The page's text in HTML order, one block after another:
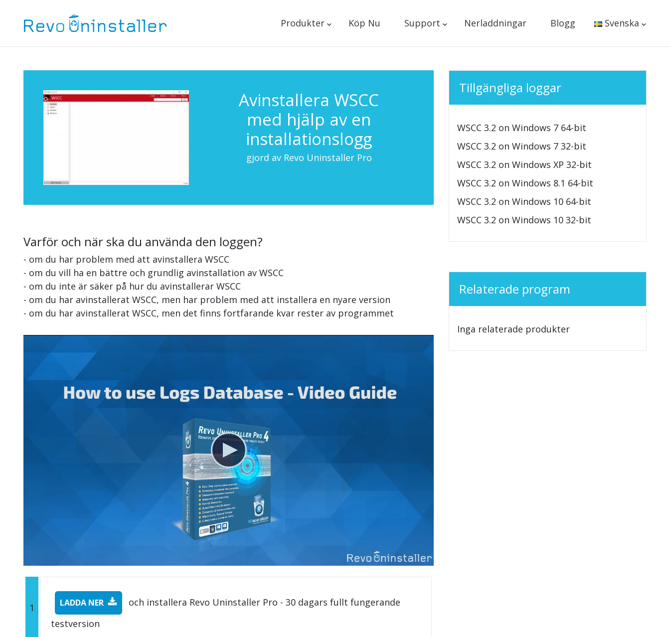
Produkter Köp Nu Support Nerladdningar Blogg Svenska
Avinstallera WSCC
med hjälp av en
installationslogg
gjord av Revo Uninstaller Pro
Varför och när ska du använda den loggen?
- om du har problem med att avinstallera WSCC
- om du vill ha en bättre och grundlig avinstallation av WSCC
- om du inte är säker på hur du avinstallerar WSCC
- om du har avinstallerat WSCC, men har problem med att installera en nyare version
- om du har avinstallerat WSCC, men det finns fortfarande kvar rester av programmet
1 LADDA NER
och installera Revo Uninstaller Pro - 30 dagars fullt fungerande
testversion
Tillgängliga loggar
WSCC 3.2 on Windows 7 64-bit
WSCC 3.2 on Windows 7 32-bit
WSCC 3.2 on Windows XP 32-bit
WSCC 3.2 on Windows 8.1 64-bit
WSCC 3.2 on Windows 10 64-bit
WSCC 3.2 on Windows 10 32-bit
Relaterade program
Inga relaterade produkter